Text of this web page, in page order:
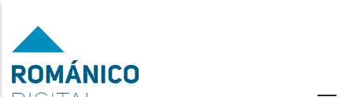
contenido
principal